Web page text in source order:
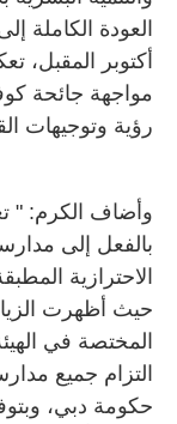
العودة الكاملة
أكتوبر المقبل،
رؤية وتوجيهات
وأضاف الكرم: "
بالفعل إلى
الاحترازية
حيث أظهرت
المختصة في
التزام جميع
حكومة دبي،